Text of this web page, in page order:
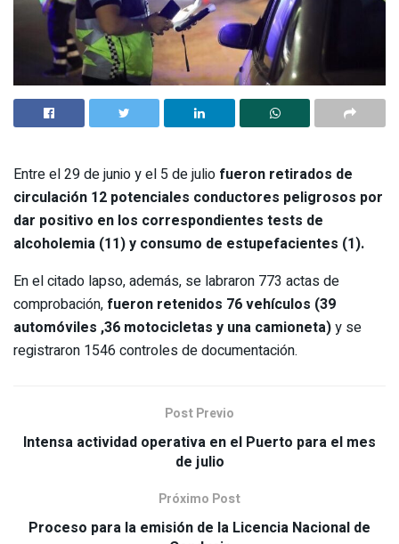
Entre el 29 de junio y el 5 de julio fueron retirados de
circulación 12 potenciales conductores peligrosos por
dar positivo en los correspondientes tests de
alcoholemia (11) y consumo de estupefacientes (1).
En el citado lapso, además, se labraron 773 actas de
comprobación, fueron retenidos 76 vehículos (39
automóviles ,36 motocicletas y una camioneta)y se
registraron 1546 controles de documentación.
Post Previo
Intensa actividad operativa en el Puerto para el mes
de julio
Próximo Post
Proceso para la emisión de la Licencia Nacional de